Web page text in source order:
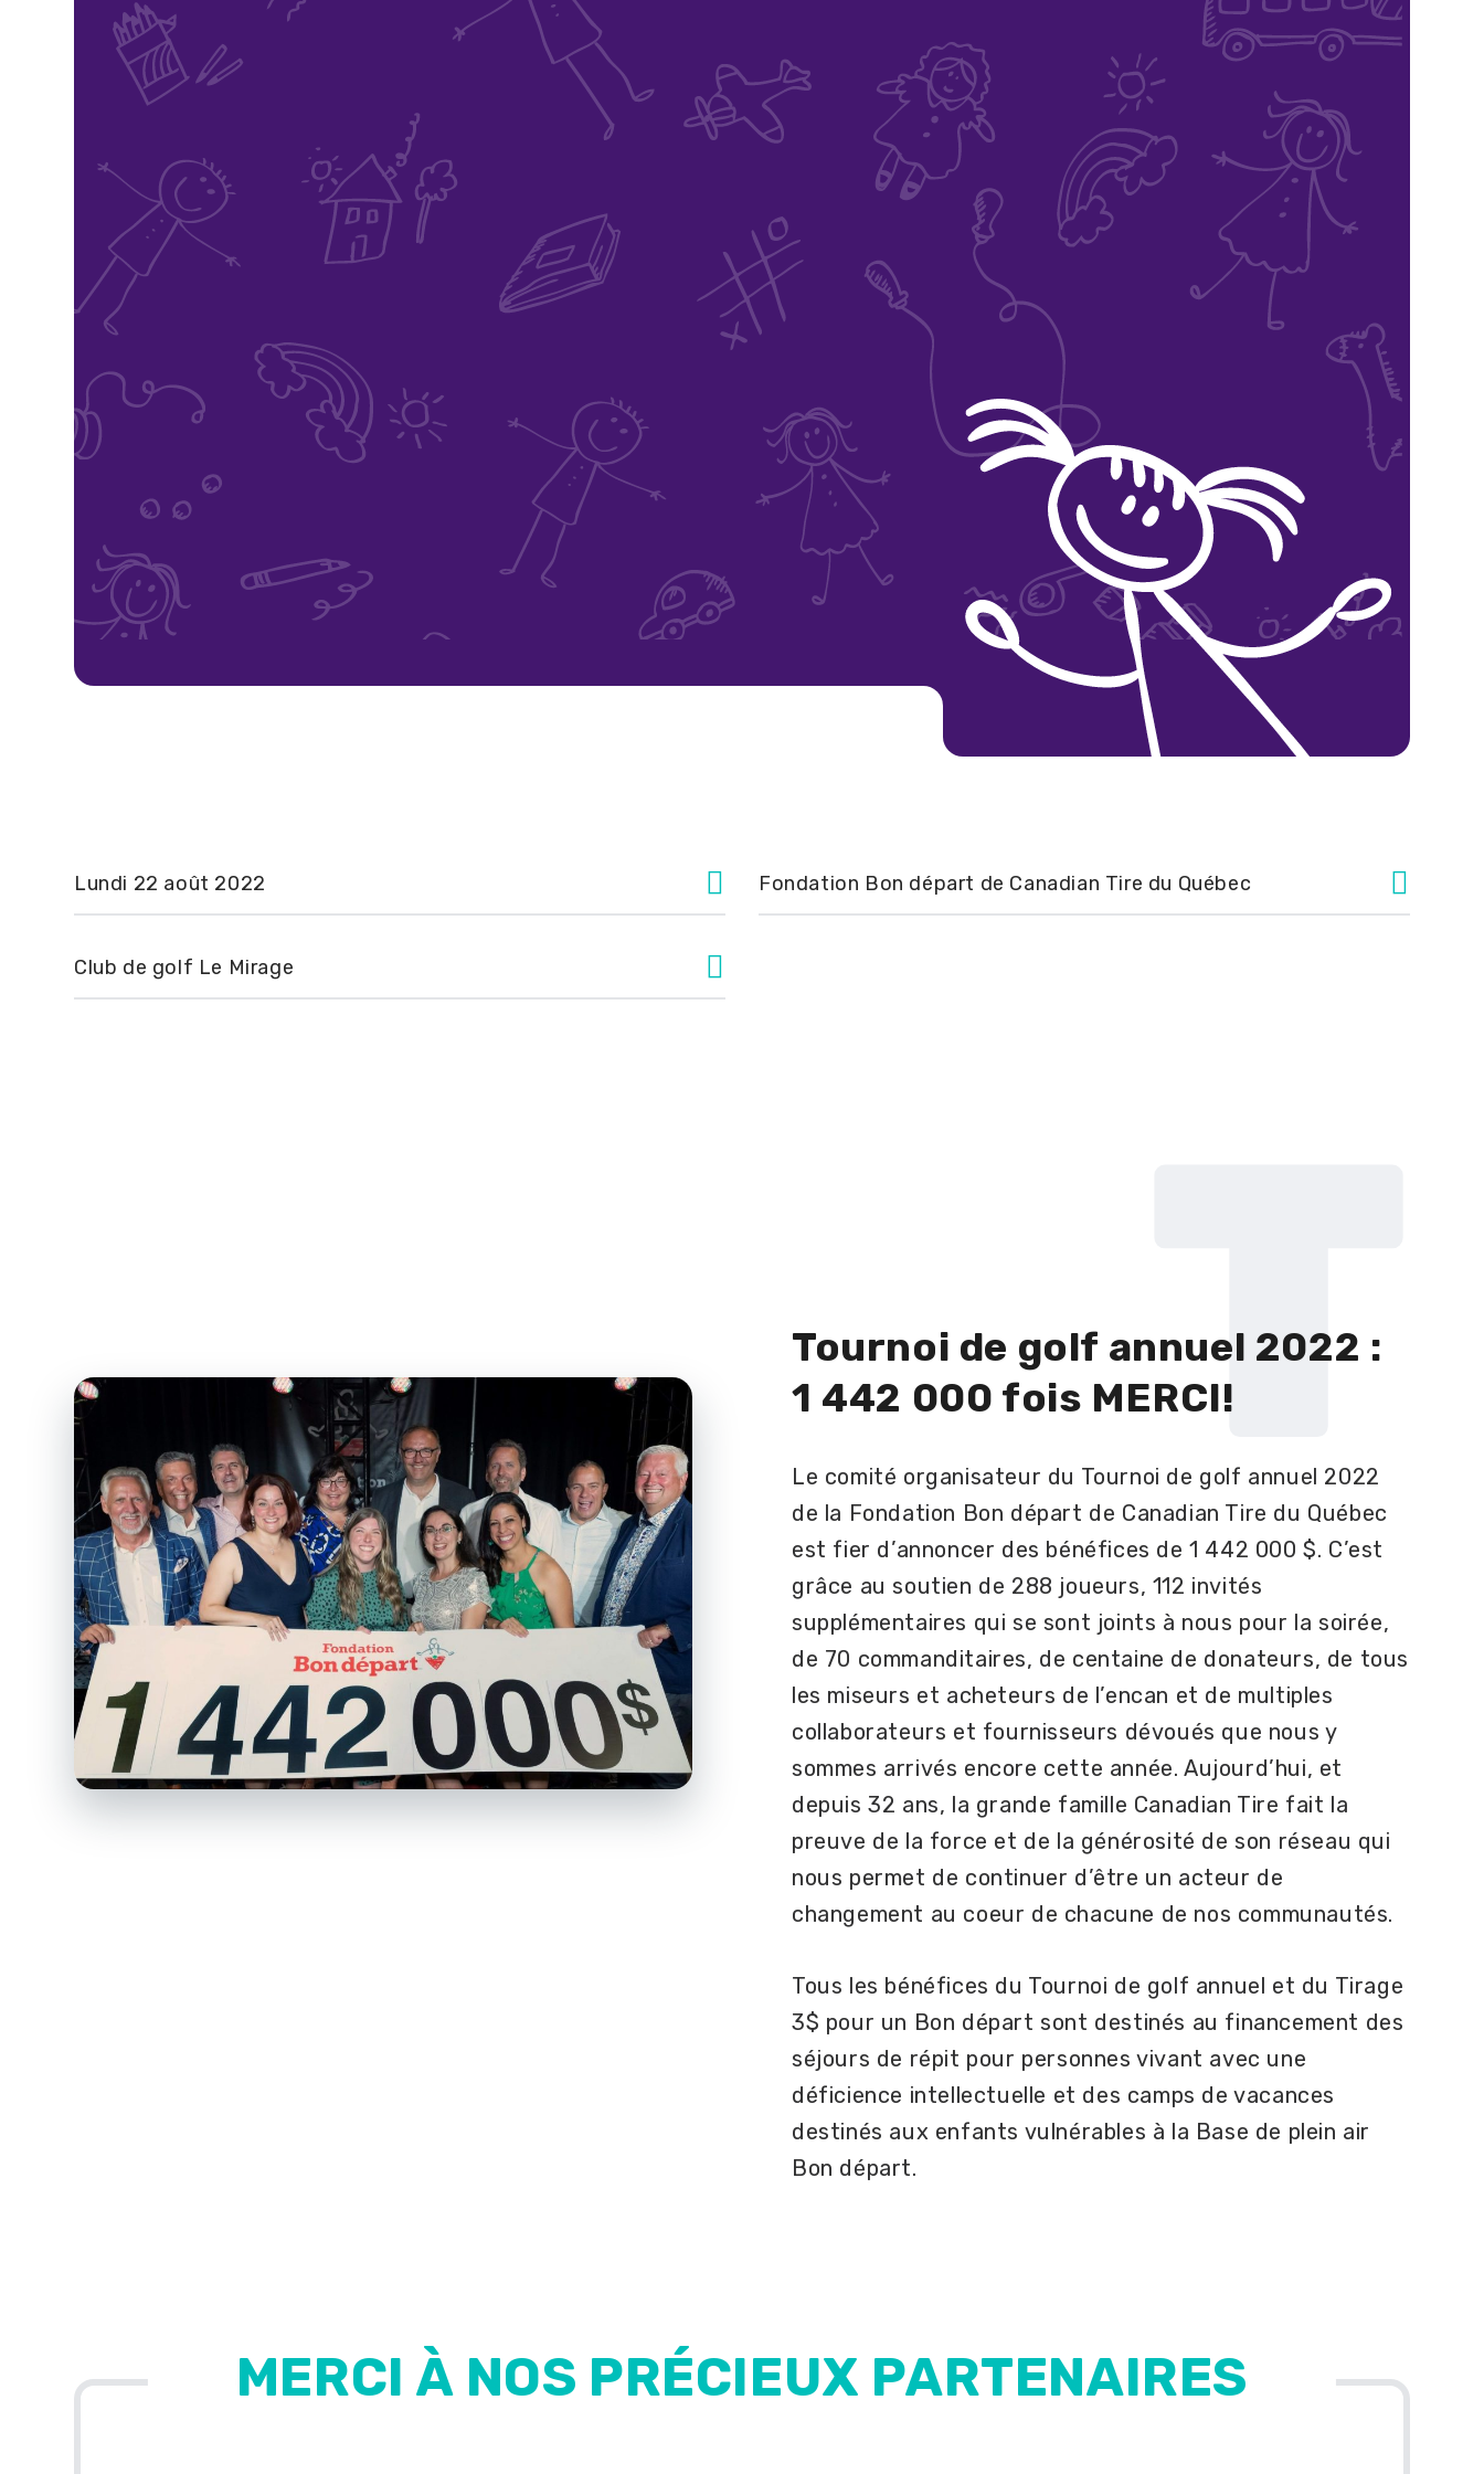
planifiés
Facebook YouTubeLinkedIn
Information générale
Lundi 22 août 2022
Club de golf Le Mirage
Fondation Bon départ de Canadian Tire du Québec
T
Tournoi de golf annuel 2022 :
1 442 000 fois MERCI!
Le comité organisateur du Tournoi de golf annuel 2022
de la Fondation Bon départ de Canadian Tire du Québec
est fier d’annoncer des bénéfices de 1 442 000 $. C’est
grâce au soutien de 288 joueurs, 112 invités
supplémentaires qui se sont joints à nous pour la soirée,
de 70 commanditaires, de centaine de donateurs, de tous
les miseurs et acheteurs de l’encan et de multiples
collaborateurs et fournisseurs dévoués que nous y
sommes arrivés encore cette année. Aujourd’hui, et
depuis 32 ans, la grande famille Canadian Tire fait la
preuve de la force et de la générosité de son réseau qui
nous permet de continuer d’être un acteur de
changement au coeur de chacune de nos communautés.
Tous les bénéfices du Tournoi de golf annuel et du Tirage
3$ pour un Bon départ sont destinés au financement des
séjours de répit pour personnes vivant avec une
déficience intellectuelle et des camps de vacances
destinés aux enfants vulnérables à la Base de plein air
Bon départ.
MERCI À NOS PRÉCIEUX PARTENAIRES